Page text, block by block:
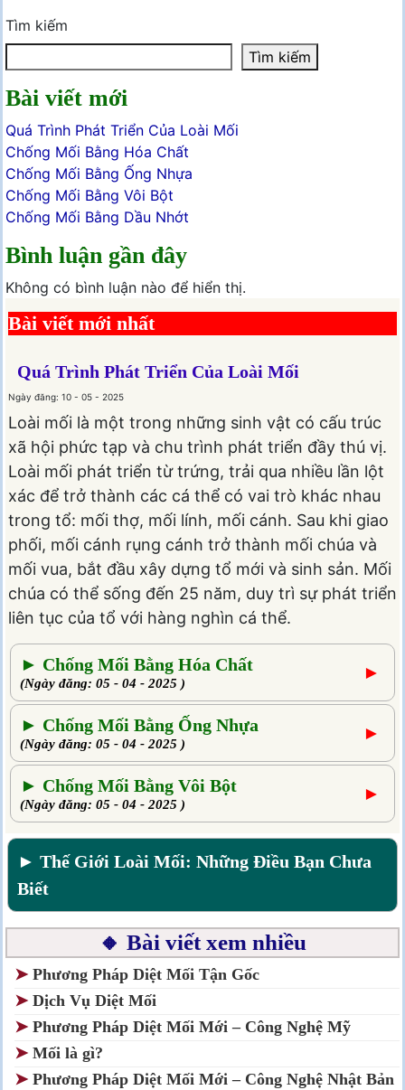
Tìm kiếm
Tìm kiếm
Bài viết mới
Quá Trình Phát Triển Của Loài Mối
Chống Mối Bằng Hóa Chất
Chống Mối Bằng Ống Nhựa
Chống Mối Bằng Vôi Bột
Chống Mối Bằng Dầu Nhớt
Bình luận gần đây
Không có bình luận nào để hiển thị.
Bài viết mới nhất
Quá Trình Phát Triển Của Loài Mối
Ngày đăng: 10 - 05 - 2025
Loài mối là một trong những sinh vật có cấu trúc
xã hội phức tạp và chu trình phát triển đầy thú vị.
Loài mối phát triển từ trứng, trải qua nhiều lần lột
xác để trở thành các cá thể có vai trò khác nhau
trong tổ: mối thợ, mối lính, mối cánh. Sau khi giao
phối, mối cánh rụng cánh trở thành mối chúa và
mối vua, bắt đầu xây dựng tổ mới và sinh sản. Mối
chúa có thể sống đến 25 năm, duy trì sự phát triển
liên tục của tổ với hàng nghìn cá thể.
► Chống Mối Bằng Hóa Chất
(Ngày đăng: 05 - 04 - 2025 )
►
► Chống Mối Bằng Ống Nhựa
(Ngày đăng: 05 - 04 - 2025 )
►
► Chống Mối Bằng Vôi Bột
(Ngày đăng: 05 - 04 - 2025 )
►
► Thế Giới Loài Mối: Những Điều Bạn Chưa
Biết
🔸 Bài viết xem nhiều
➤ Phương Pháp Diệt Mối Tận Gốc
➤ Dịch Vụ Diệt Mối
➤ Phương Pháp Diệt Mối Mới – Công Nghệ Mỹ
➤ Mối là gì?
➤ Phương Pháp Diệt Mối Mới – Công Nghệ Nhật Bản